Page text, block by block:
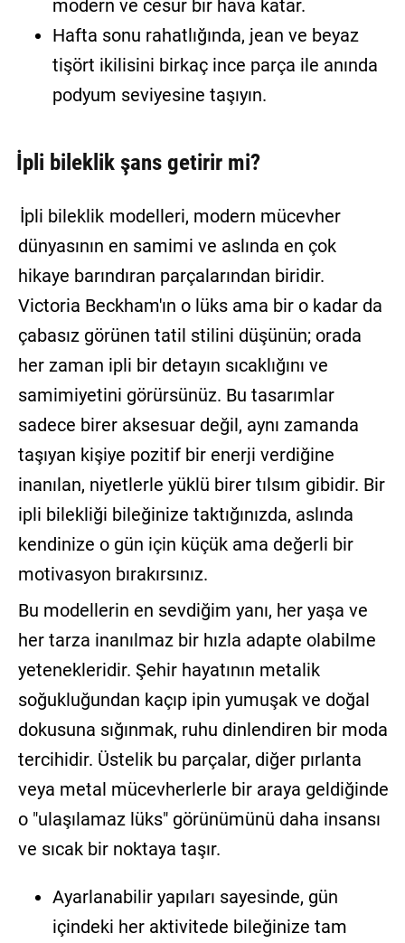
modern ve cesur bir hava katar.
Hafta sonu rahatlığında, jean ve beyaz
tişört ikilisini birkaç ince parça ile anında
podyum seviyesine taşıyın.
İpli bileklik şans getirir mi?
İpli bileklik modelleri, modern mücevher
dünyasının en samimi ve aslında en çok
hikaye barındıran parçalarından biridir.
Victoria Beckham'ın o lüks ama bir o kadar da
çabasız görünen tatil stilini düşünün; orada
her zaman ipli bir detayın sıcaklığını ve
samimiyetini görürsünüz. Bu tasarımlar
sadece birer aksesuar değil, aynı zamanda
taşıyan kişiye pozitif bir enerji verdiğine
inanılan, niyetlerle yüklü birer tılsım gibidir. Bir
ipli bilekliği bileğinize taktığınızda, aslında
kendinize o gün için küçük ama değerli bir
motivasyon bırakırsınız.
Bu modellerin en sevdiğim yanı, her yaşa ve
her tarza inanılmaz bir hızla adapte olabilme
yetenekleridir. Şehir hayatının metalik
soğukluğundan kaçıp ipin yumuşak ve doğal
dokusuna sığınmak, ruhu dinlendiren bir moda
tercihidir. Üstelik bu parçalar, diğer pırlanta
veya metal mücevherlerle bir araya geldiğinde
o "ulaşılamaz lüks" görünümünü daha insansı
ve sıcak bir noktaya taşır.
Ayarlanabilir yapıları sayesinde, gün
içindeki her aktivitede bileğinize tam